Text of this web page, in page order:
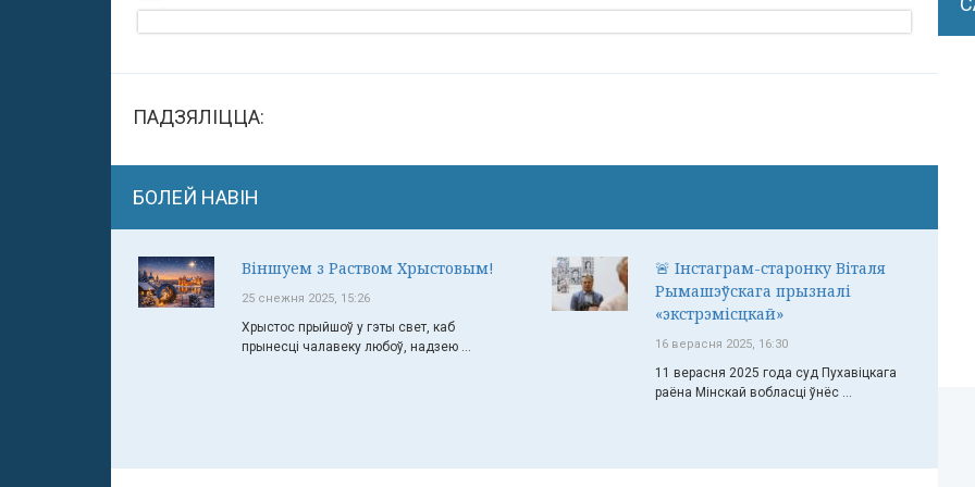
ПАДЗЯЛІЦЦА:
БОЛЕЙ НАВІН
Віншуем з Раством Хрыстовым!
25 снежня 2025, 15:26
Хрыстос прыйшоў у гэты свет, каб
прынесці чалавеку любоў, надзею ...
🚨 Інстаграм-старонку Віталя
Рымашэўскага прызналі
«экстрэмісцкай»
16 верасня 2025, 16:30
11 верасня 2025 года суд Пухавіцкага
раёна Мінскай вобласці ўнёс ...